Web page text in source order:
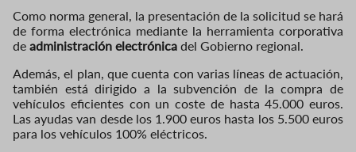
Como norma general, la presentación de la solicitud se hará
de forma electrónica mediante la herramienta corporativa
de administración electrónica del Gobierno regional.
Además, el plan, que cuenta con varias líneas de actuación,
también está dirigido a la subvención de la compra de
vehículos eficientes con un coste de hasta 45.000 euros.
Las ayudas van desde los 1.900 euros hasta los 5.500 euros
para los vehículos 100% eléctricos.